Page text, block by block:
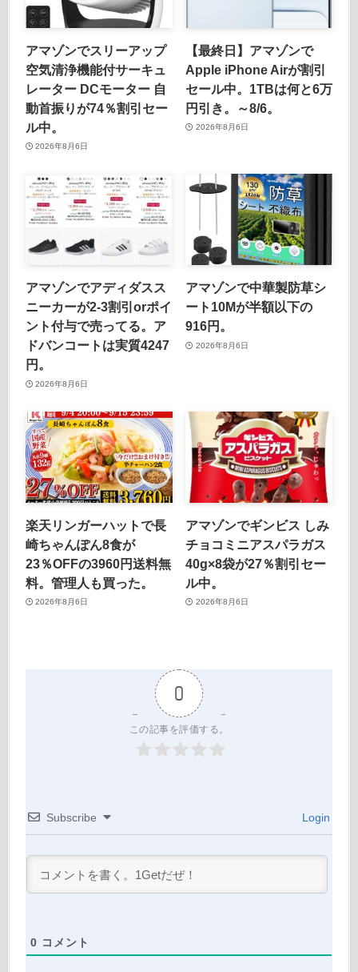
アマゾンでスリーアップ
空気清浄機能付サーキュ
レーター DCモーター 自
動首振りが74％割引セー
ル中。
2026年8月6日
【最終日】アマゾンで
Apple iPhone Airが割引
セール中。1TBは何と6万
円引き。～8/6。
2026年8月6日
アマゾンでアディダスス
ニーカーが2-3割引orポイ
ント付与で売ってる。ア
ドバンコートは実質4247
円。
2026年8月6日
アマゾンで中華製防草シ
ート10Mが半額以下の
916円。
2026年8月6日
楽天リンガーハットで長
崎ちゃんぽん8食が
23％OFFの3960円送料無
料。管理人も買った。
2026年8月6日
アマゾンでギンビス しみ
チョコミニアスパラガス
40g×8袋が27％割引セー
ル中。
2026年8月6日
0
この記事を評価する。
Subscribe Login
0 コメント